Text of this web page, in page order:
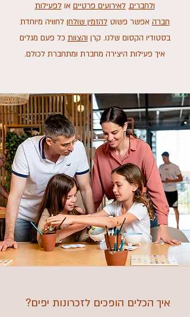
ולחברים,לאירועים פרטיים אולפעילות
חברה אפשר פשוטלהזמין שולחן לחוויה מיוחדת
בסטודיו הקסום שלנו. קרן והצוות כל פעם מגלים
איך פעילות היצירה מחברת ומתחברת לכולם.
איך הכלים הופכים לזכרונות יפים?